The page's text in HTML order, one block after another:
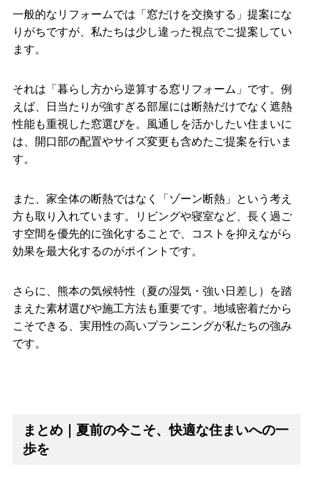
一般的なリフォームでは「窓だけを交換する」提案にな
りがちですが、私たちは少し違った視点でご提案してい
ます。
それは「暮らし方から逆算する窓リフォーム」です。例
えば、日当たりが強すぎる部屋には断熱だけでなく遮熱
性能も重視した窓選びを。風通しを活かしたい住まいに
は、開口部の配置やサイズ変更も含めたご提案を行いま
す。
また、家全体の断熱ではなく「ゾーン断熱」という考え
方も取り入れています。リビングや寝室など、長く過ご
す空間を優先的に強化することで、コストを抑えながら
効果を最大化するのがポイントです。
さらに、熊本の気候特性（夏の湿気・強い日差し）を踏
まえた素材選びや施工方法も重要です。地域密着だから
こそできる、実用性の高いプランニングが私たちの強み
です。
まとめ｜夏前の今こそ、快適な住まいへの一
歩を